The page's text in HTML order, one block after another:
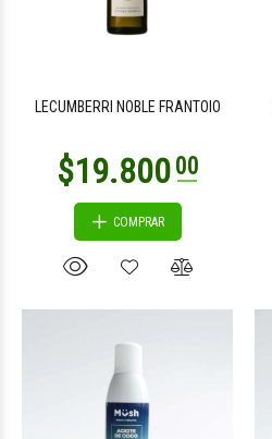
LECUMBERRI NOBLE FRANTOIO
COMPRAR